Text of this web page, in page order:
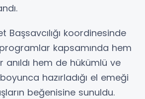
Başsavcılığı koordinesinde
kapsamında hem
anıldı hem de hükümlü ve
hazırladığı el emeği
beğenisine sunuldu.